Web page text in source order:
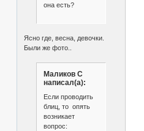
она есть?
Ясно где, весна, девочки.
Были же фото..
Маликов С
написал(а):
Если проводить
блиц, то опять
возникает
вопрос: